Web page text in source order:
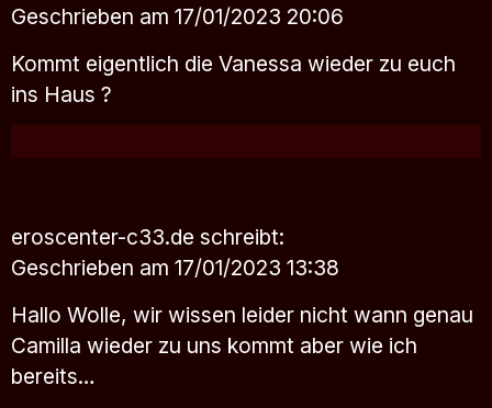
Geschrieben am 17/01/2023 20:06
Kommt eigentlich die Vanessa wieder zu euch
ins Haus ?
eroscenter-c33.de schreibt:
Geschrieben am 17/01/2023 13:38
Hallo Wolle, wir wissen leider nicht wann genau
Camilla wieder zu uns kommt aber wie ich
bereits…